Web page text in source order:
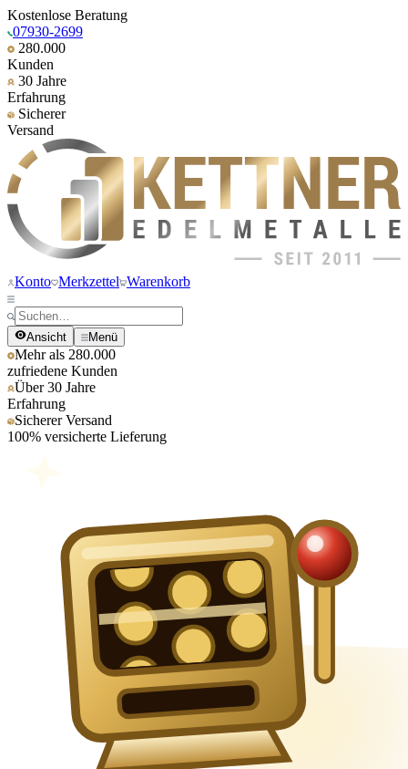
Kostenlose Beratung
07930-2699
280.000
Kunden
30 Jahre
Erfahrung
Sicherer
Versand
Konto Merkzettel Warenkorb
Ansicht Menü
Mehr als 280.000
zufriedene Kunden
Über 30 Jahre
Erfahrung
Sicherer Versand
100% versicherte Lieferung